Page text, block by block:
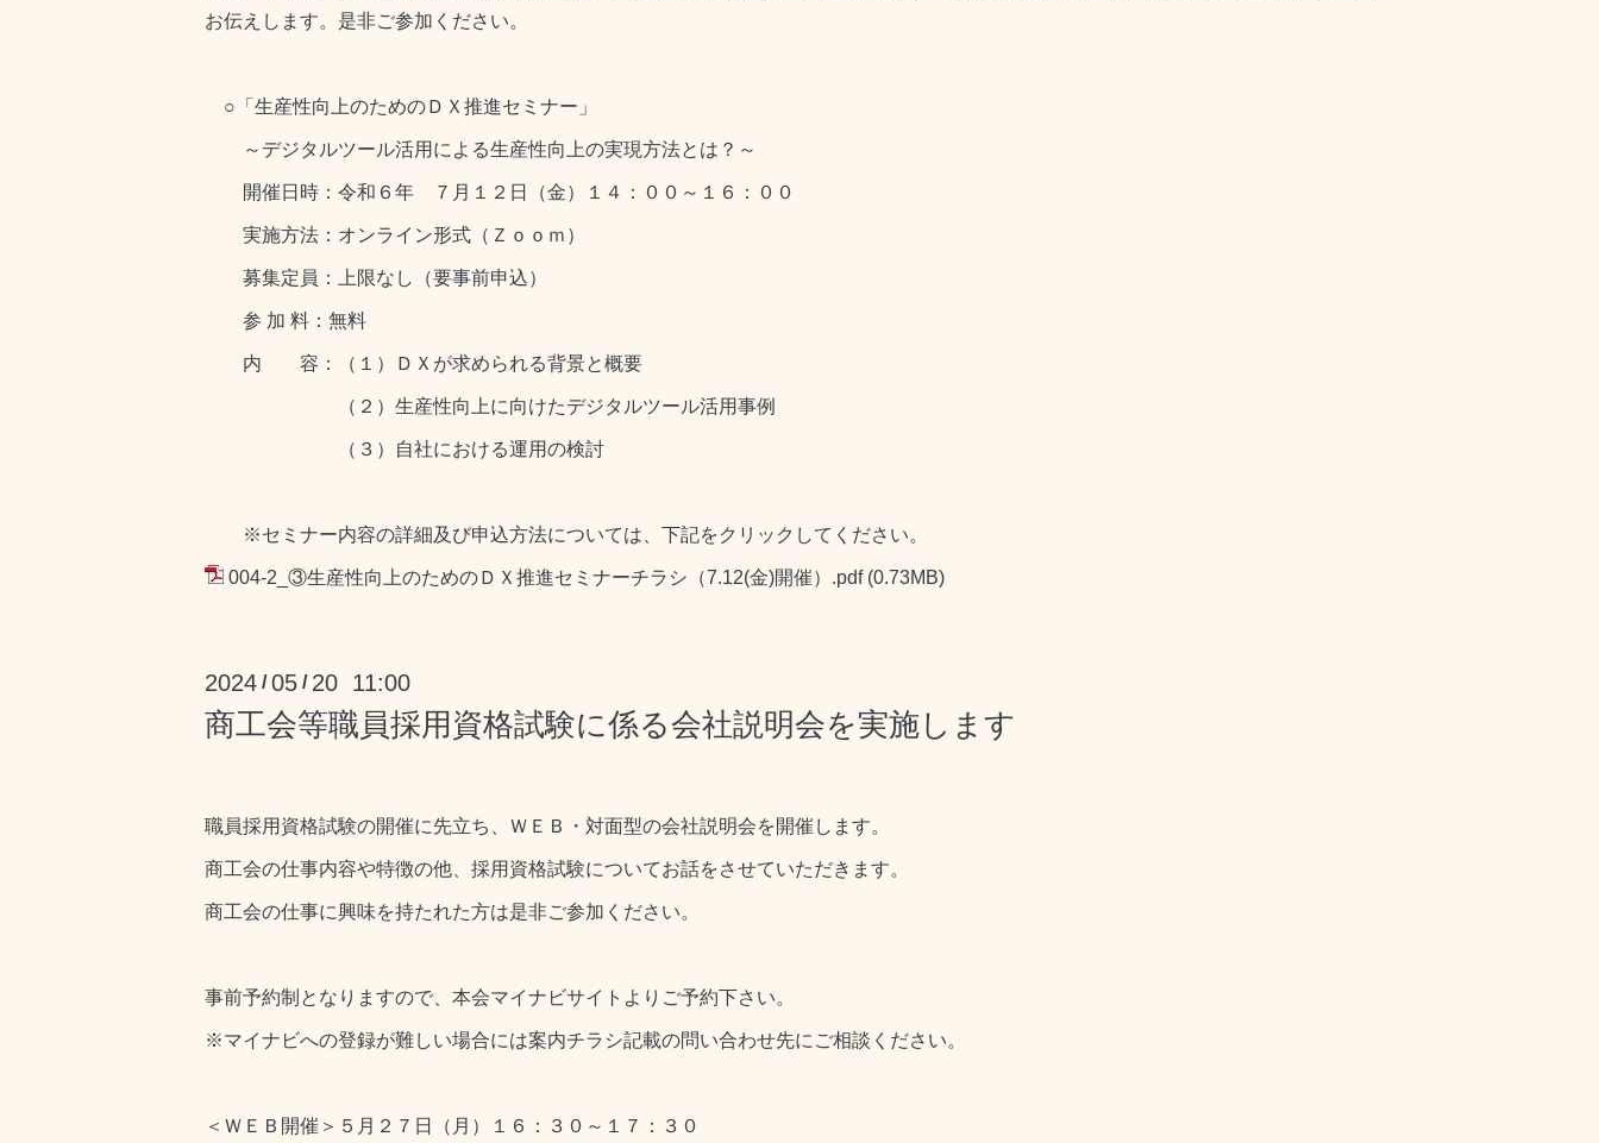
お伝えします。是非ご参加ください。
○「生産性向上のためのＤＸ推進セミナー」
～デジタルツール活用による生産性向上の実現方法とは？～
開催日時：令和６年 ７月１２日（金）１４：００～１６：００
実施方法：オンライン形式（Ｚｏｏｍ）
募集定員：上限なし（要事前申込）
参 加 料：無料
内 容：（１）ＤＸが求められる背景と概要
（２）生産性向上に向けたデジタルツール活用事例
（３）自社における運用の検討
※セミナー内容の詳細及び申込方法については、下記をクリックしてください。
004-2_③生産性向上のためのＤＸ推進セミナーチラシ（7.12(金)開催）.pdf(0.73MB)
2024 /05 / 20 11:00
商工会等職員採用資格試験に係る会社説明会を実施します
職員採用資格試験の開催に先立ち、ＷＥＢ・対面型の会社説明会を開催します。
商工会の仕事内容や特徴の他、採用資格試験についてお話をさせていただきます。
商工会の仕事に興味を持たれた方は是非ご参加ください。
事前予約制となりますので、本会マイナビサイトよりご予約下さい。
※マイナビへの登録が難しい場合には案内チラシ記載の問い合わせ先にご相談ください。
＜ＷＥＢ開催＞５月２７日（月）１６：３０～１７：３０